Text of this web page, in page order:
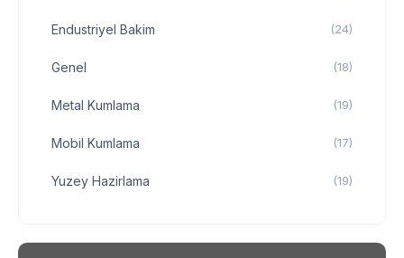
Endustriyel Bakim (24)
Genel (18)
Metal Kumlama (19)
Mobil Kumlama (17)
Yuzey Hazirlama (19)